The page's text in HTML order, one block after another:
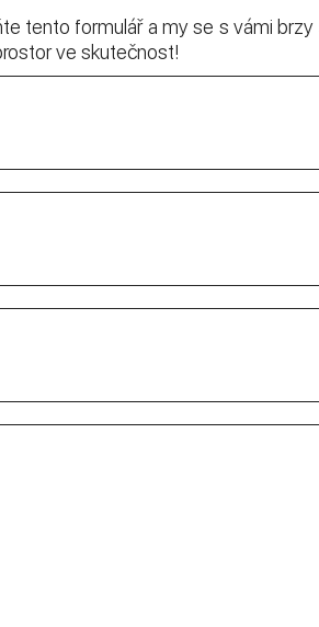
tento formulář a my se s vámi
ve skutečnost!